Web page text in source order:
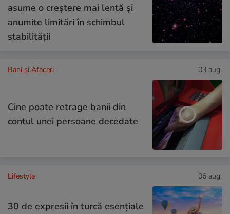
asume o creștere mai lentă și
anumite limitări în schimbul
stabilității
Bani și Afaceri 03 aug.
Cine poate retrage banii din
contul unei persoane decedate
Lifestyle 06 aug.
30 de expresii în turcă esențiale